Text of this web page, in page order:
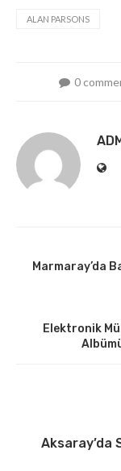
ALAN PARSONS
0
Marmaray’da
Elektronik
Aksaray’da